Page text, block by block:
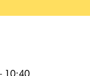
10:40